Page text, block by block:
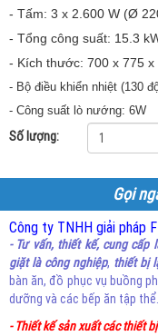
- Tấm: 3 x 2.600 W (Ø
- Tổng công suất: 15.3
- Kích thước: 700 x 775 x
- Bộ điều khiển nhiệt (130
- Công suất lò nướng: 6W
Số lượng:
Gọi
Công ty TNHH giải pháp
- Tư vấn, thiết kế, cung cấp
giặt là công nghiệp, thiết bị
bàn ăn, đồ phục vụ buồng
dưỡng và các bếp ăn tập thể.
- Thiết kế sản xuất các thiết